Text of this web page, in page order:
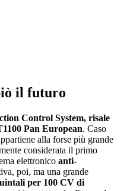
il futuro
Control System, risale
Pan European. Caso
alla forse più grande
considerata il primo
elettronico anti-
poi, ma una grande
per 100 CV di